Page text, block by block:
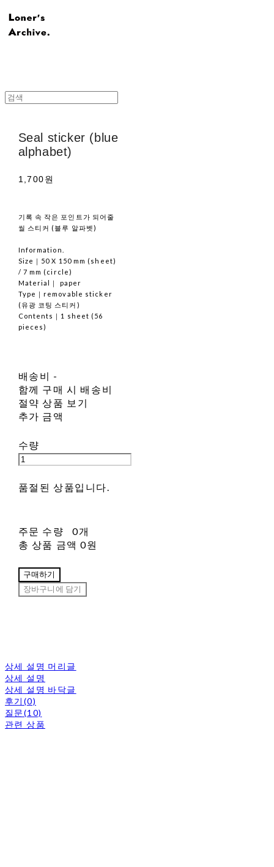
Seal sticker (blue
alphabet)
1,700원
기록 속 작은 포인트가 되어줄
씰 스티커 (블루 알파벳)
Information.
Size｜50 X 150 mm (sheet)
/ 7 mm (circle)
Material｜ paper
Type｜removable sticker
(유광 코팅 스티커)
Contents｜1 sheet (56
pieces)
배송비 -
함께 구매 시 배송비
절약 상품 보기
추가 금액
수량
품절된 상품입니다.
주문 수량
0개
총 상품 금액 0원
구매하기
장바구니에 담기
상세 설명 머리글
상세 설명
상세 설명 바닥글
후기(0)
질문(10)
관련 상품